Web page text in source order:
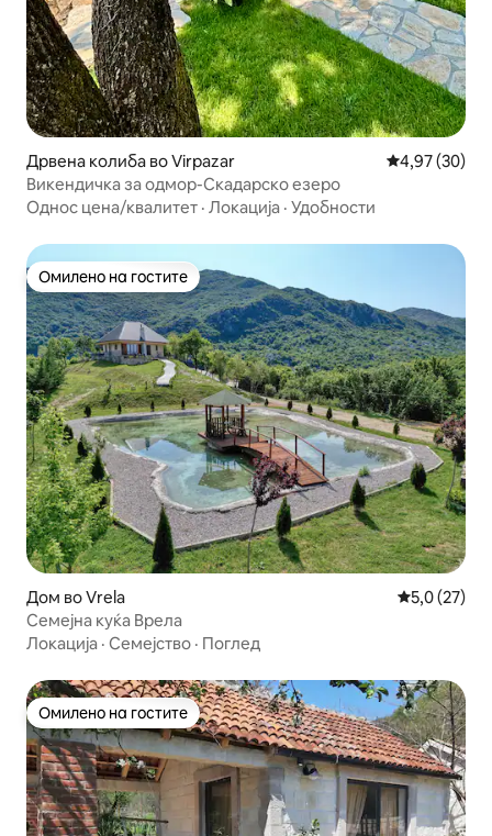
Дрвена колиба во Virpazar Просечна
4,97 (30)
Викендичка за одмор-Скадарско езеро
Однос цена/квалитет · Локација · Удобности
Омилено на гостите
Омилено на гостите
Дом во Vrela Просечна
5,0 (27)
Семејна куќа Врела
Локација · Семејство · Поглед
Омилено на гостите
Омилено на гостите